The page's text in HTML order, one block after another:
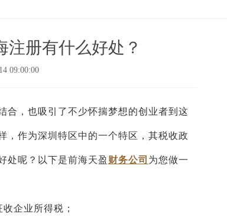
注册有什么好处？
09:00:00
合，也吸引了不少怀揣梦想的创业者到这
，作为深圳特区中的一个特区，其税收政
处呢？以下是前海天盈 财务公司 为您做一
企业所得税；